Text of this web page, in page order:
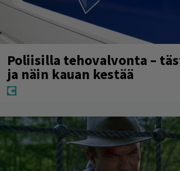
Poliisilla tehovalvonta –
ja näin kauan kestää